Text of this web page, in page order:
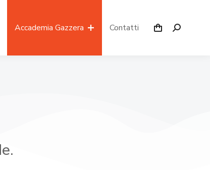
Accademia Gazzera Contatti